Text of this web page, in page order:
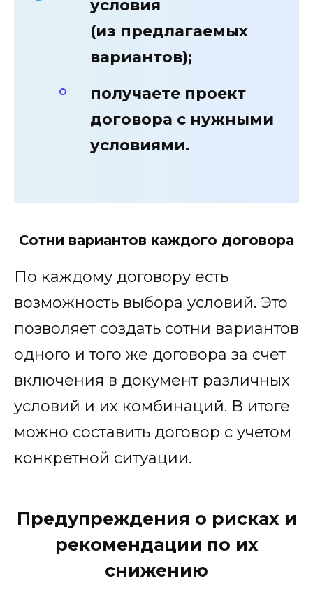
условия
(из предлагаемых
вариантов);
получаете проект
договора с нужными
условиями.
Сотни вариантов каждого договора
По каждому договору есть
возможность выбора условий. Это
позволяет создать сотни вариантов
одного и того же договора за счет
включения в документ различных
условий и их комбинаций. В итоге
можно составить договор с учетом
конкретной ситуации.
Предупреждения о рисках и
рекомендации по их
снижению